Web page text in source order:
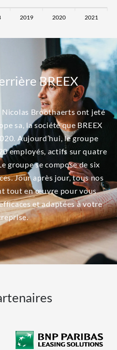
2019 2020 2021
BREEX
Nicolas Broothaerts ont jeté
sa, la société que BREEX
Aujourd’hui, le groupe
employés, actifs sur quatre
groupe se compose de six
Jour après jour, tous nos
tout en œuvre pour vous
et adaptées à votre